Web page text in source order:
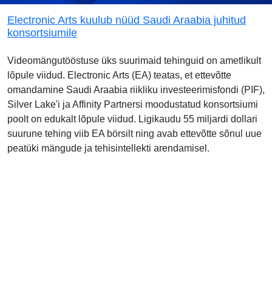
Electronic Arts kuulub nüüd Saudi Araabia juhitud
konsortsiumile
Videomängutööstuse üks suurimaid tehinguid on ametlikult
lõpule viidud. Electronic Arts (EA) teatas, et ettevõtte
omandamine Saudi Araabia riikliku investeerimisfondi (PIF),
Silver Lake'i ja Affinity Partnersi moodustatud konsortsiumi
poolt on edukalt lõpule viidud. Ligikaudu 55 miljardi dollari
suurune tehing viib EA börsilt ning avab ettevõtte sõnul uue
peatüki mängude ja tehisintellekti arendamisel.